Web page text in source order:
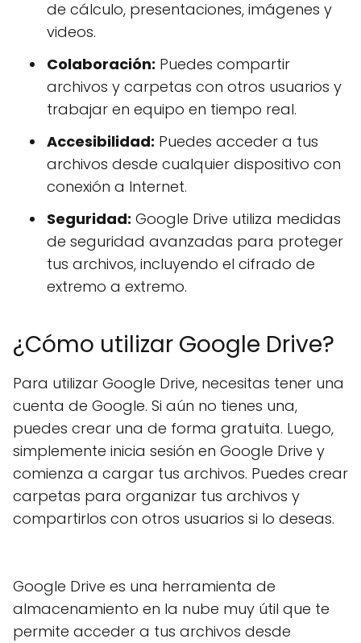
de cálculo, presentaciones, imágenes y
videos.
Colaboración: Puedes compartir
archivos y carpetas con otros usuarios y
trabajar en equipo en tiempo real.
Accesibilidad: Puedes acceder a tus
archivos desde cualquier dispositivo con
conexión a Internet.
Seguridad: Google Drive utiliza medidas
de seguridad avanzadas para proteger
tus archivos, incluyendo el cifrado de
extremo a extremo.
¿Cómo utilizar Google Drive?
Para utilizar Google Drive, necesitas tener una
cuenta de Google. Si aún no tienes una,
puedes crear una de forma gratuita. Luego,
simplemente inicia sesión en Google Drive y
comienza a cargar tus archivos. Puedes crear
carpetas para organizar tus archivos y
compartirlos con otros usuarios si lo deseas.
Google Drive es una herramienta de
almacenamiento en la nube muy útil que te
permite acceder a tus archivos desde